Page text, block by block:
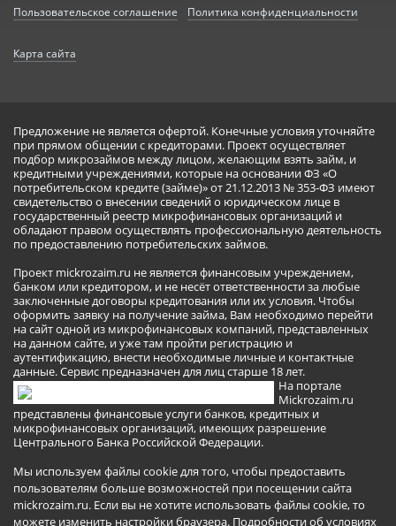
Пользовательское соглашение Политика конфиденциальности
Карта сайта
Предложение не является офертой. Конечные условия уточняйте
при прямом общении с кредиторами. Проект осуществляет
подбор микрозаймов между лицом, желающим взять займ, и
кредитными учреждениями, которые на основании ФЗ «О
потребительском кредите (займе)» от 21.12.2013 № 353-ФЗ имеют
свидетельство о внесении сведений о юридическом лице в
государственный реестр микрофинансовых организаций и
обладают правом осуществлять профессиональную деятельность
по предоставлению потребительских займов.
Проект mickrozaim.ru не является финансовым учреждением,
банком или кредитором, и не несёт ответственности за любые
заключенные договоры кредитования или их условия. Чтобы
оформить заявку на получение займа, Вам необходимо перейти
на сайт одной из микрофинансовых компаний, представленных
на данном сайте, и уже там пройти регистрацию и
аутентификацию, внести необходимые личные и контактные
данные. Сервис предназначен для лиц старше 18 лет.
На портале
Mickrozaim.ru
представлены финансовые услуги банков, кредитных и
микрофинансовых организаций, имеющих разрешение
Центрального Банка Российской Федерации.
Мы используем файлы cookie для того, чтобы предоставить
пользователям больше возможностей при посещении сайта
mickrozaim.ru. Если вы не хотите использовать файлы cookie, то
можете изменить настройки браузера. Подробности об условиях